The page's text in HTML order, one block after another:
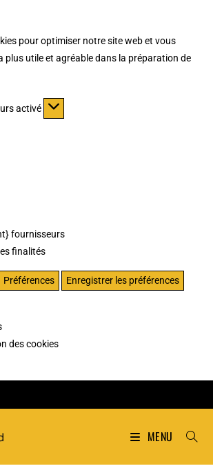
pour optimiser notre site web et vous
plus utile et agréable dans la préparation de
activé
fournisseurs
finalités
Préférences
Enregistrer les préférences
des cookies
MENU